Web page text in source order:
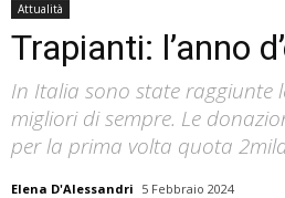
Attualità
Trapianti: l’anno
In Italia sono state raggiunte
migliori di sempre. Le
per la prima volta quota
Elena D'Alessandri 5 Febbraio 2024